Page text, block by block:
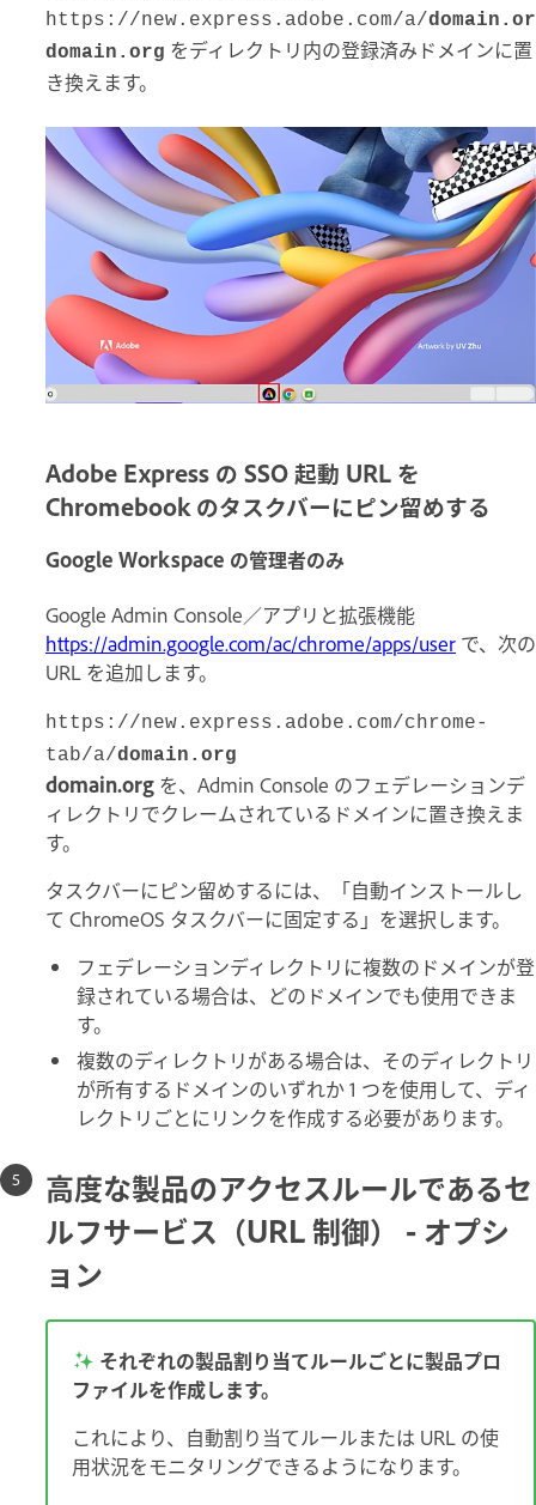
https://new.express.adobe.com/a/
domain.org をディレクトリ内の登録済みドメインに置
き換えます。
Adobe Express の SSO 起動 URL を
Chromebook のタスクバーにピン留めする
Google Workspace の管理者のみ
Google Admin Console／アプリと拡張機能
https://admin.google.com/ac/chrome/apps/user で、次の
URL を追加します。
https://new.express.adobe.com/chrome-
tab/a/domain.org
domain.org を、Admin Console のフェデレーションデ
ィレクトリでクレームされているドメインに置き換えま
す。
タスクバーにピン留めするには、「自動インストールし
て ChromeOS タスクバーに固定する」を選択します。
フェデレーションディレクトリに複数のドメインが登
録されている場合は、どのドメインでも使用できま
す。
複数のディレクトリがある場合は、そのディレクトリ
が所有するドメインのいずれか 1 つを使用して、ディ
レクトリごとにリンクを作成する必要があります。
高度な製品のアクセスルールであるセ
ルフサービス（URL 制御） - オプシ
ョン
それぞれの製品割り当てルールごとに製品プロ
ファイルを作成します。
これにより、自動割り当てルールまたは URL の使
用状況をモニタリングできるようになります。